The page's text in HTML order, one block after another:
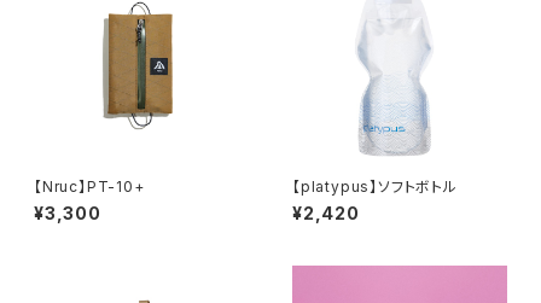
【Nruc】PT-10+
¥3,300
【platypus】ソフトボトル
¥2,420